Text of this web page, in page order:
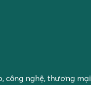
công nghệ, thương mại